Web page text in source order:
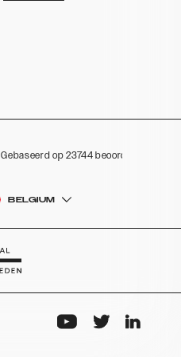
Gebaseerd op 23744 beoordelingen
BELGIUM